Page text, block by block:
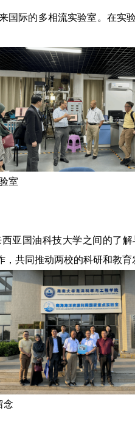
际的多相流实验室。在实
室
亚国油科技大学之间的了
共同推动两校的科研和教育
念